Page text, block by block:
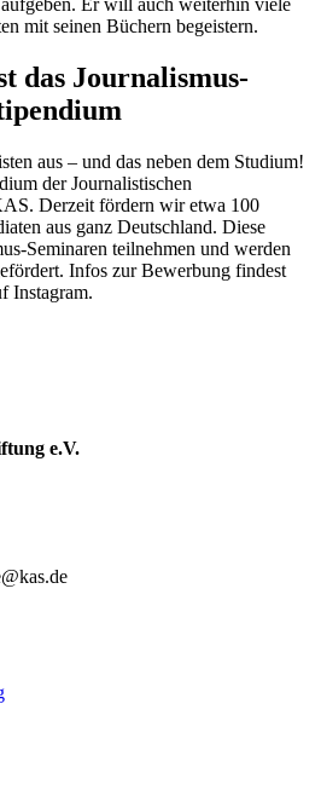
mit seinen Büchern begeistern.
das Journalismus-
aus – und das neben dem Studium!
der Journalistischen
Derzeit fördern wir etwa 100
aus ganz Deutschland. Diese
Seminaren teilnehmen und werden
Infos zur Bewerbung findest
Instagram.
e.V.